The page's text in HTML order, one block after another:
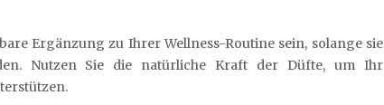
Ergänzung zu Ihrer Wellness-Routine sein, solange sie
Nutzen Sie die natürliche Kraft der Düfte, um Ihr